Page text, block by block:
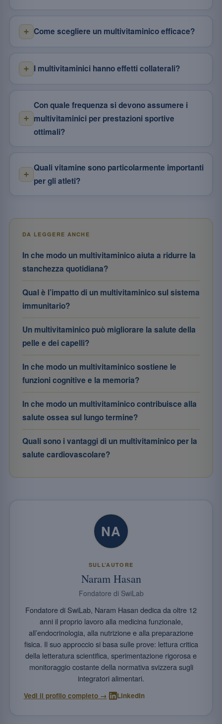
Come scegliere un multivitaminico efficace?
I multivitaminici hanno effetti collaterali?
Con quale frequenza si devono assumere i
multivitaminici per prestazioni sportive
ottimali?
Quali vitamine sono particolarmente importanti
per gli atleti?
DA LEGGERE ANCHE
In che modo un multivitaminico aiuta a ridurre la
stanchezza quotidiana?
Qual è l’impatto di un multivitaminico sul sistema
immunitario?
Un multivitaminico può migliorare la salute della
pelle e dei capelli?
In che modo un multivitaminico sostiene le
funzioni cognitive e la memoria?
In che modo un multivitaminico contribuisce alla
salute ossea sul lungo termine?
Quali sono i vantaggi di un multivitaminico per la
salute cardiovascolare?
NA
SULL’AUTORE
Naram Hasan
Fondatore di SwiLab
Fondatore di SwiLab, Naram Hasan dedica da oltre 12
anni il proprio lavoro alla medicina funzionale,
all’endocrinologia, alla nutrizione e alla preparazione
fisica. Il suo approccio si basa sulle prove: lettura critica
della letteratura scientifica, sperimentazione rigorosa e
monitoraggio costante della normativa svizzera sugli
integratori alimentari.
Vedi il profilo completo → LinkedIn